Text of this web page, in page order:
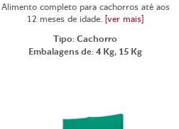
Alimento completo para cachorros até aos
12 meses de idade. [ver mais]
Tipo: Cachorro
Embalagens de: 4 Kg, 15 Kg